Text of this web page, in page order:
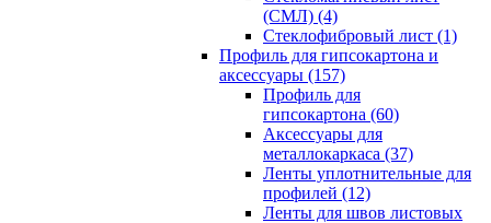
(СМЛ) (4)
Cтеклофибровый лист (1)
Профиль для гипсокартона и
аксессуары (157)
Профиль для
гипсокартона (60)
Аксессуары для
металлокаркаса (37)
Ленты уплотнительные для
профилей (12)
Ленты для швов листовых